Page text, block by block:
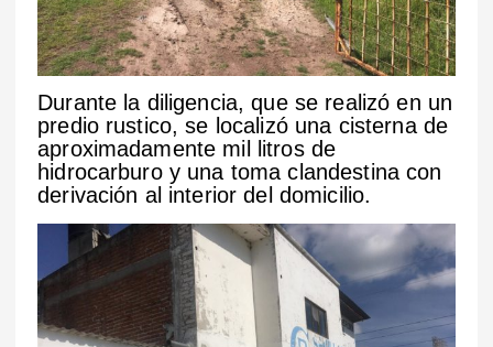
Durante la diligencia, que se realizó en un
predio rustico, se localizó una cisterna de
aproximadamente mil litros de
hidrocarburo y una toma clandestina con
derivación al interior del domicilio.